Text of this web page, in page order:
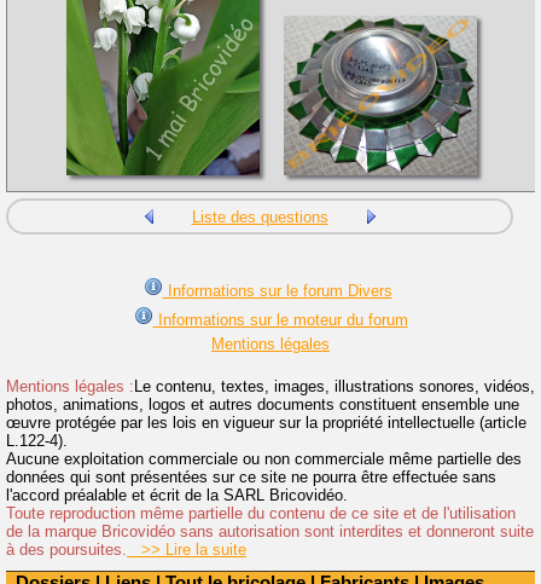
Liste des questions
Informations sur le forum Divers
Informations sur le moteur du forum
Mentions légales
Mentions légales : Le contenu, textes, images, illustrations sonores, vidéos,
photos, animations, logos et autres documents constituent ensemble une
œuvre protégée par les lois en vigueur sur la propriété intellectuelle (article
L.122-4).
Aucune exploitation commerciale ou non commerciale même partielle des
données qui sont présentées sur ce site ne pourra être effectuée sans
l'accord préalable et écrit de la SARL Bricovidéo.
Toute reproduction même partielle du contenu de ce site et de l'utilisation
de la marque Bricovidéo sans autorisation sont interdites et donneront suite
à des poursuites. >> Lire la suite